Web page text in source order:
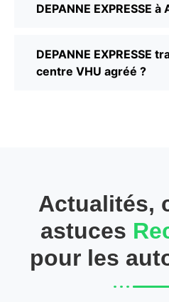
DEPANNE EXPRESSE
DEPANNE EXPRESSE
centre VHU agréé ?
Actualités,
astuces
pour les